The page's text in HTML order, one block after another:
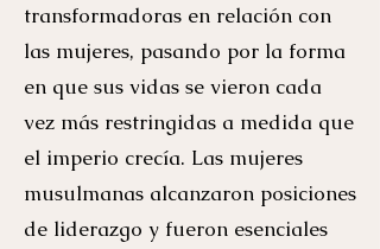
transformadoras en relación con
las mujeres, pasando por la forma
en que sus vidas se vieron cada
vez más restringidas a medida que
el imperio crecía. Las mujeres
musulmanas alcanzaron posiciones
de liderazgo y fueron esenciales